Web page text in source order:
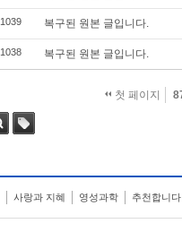
1039 복구된 원본 글입니다.
1038 복구된 원본 글입니다.
첫 페이지
사랑과 지혜 영성과학 추천합니다